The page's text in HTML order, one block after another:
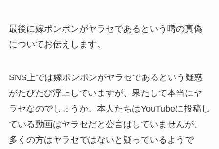
最後に嫁ポンポンがヤラセであるという噂の真偽
についてお伝えします。
SNS上では嫁ポンポンがヤラセであるという疑惑
がたびたび浮上していますが、果たして本当にヤ
ラセなのでしょうか。本人たちはYouTubeに投稿し
ている動画はヤラセだと公言はしていませんが、
多くの方はヤラセではないと疑っているようで